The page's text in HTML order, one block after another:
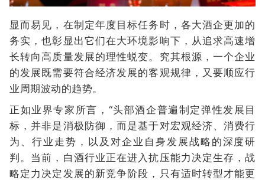
显而易见，在制定年度目标任务时，各大酒企更加的
务实，也彰显出它们在大环境影响下，从追求高速增
长转向高质量发展的理性蜕变。究其根源，一个企业
的发展既需要符合经济发展的客观规律，又要顺应行
业周期波动的趋势。
正如业界专家所言，“头部酒企普遍制定弹性发展目
标，并非是消极防御，而是基于对宏观经济、消费行
为、行业走势，以及对企业自身发展战略的深度研
判。当前，白酒行业正在进入抗压能力决定生存，战
略定力决定发展的新竞争阶段，只有适时转型才能更